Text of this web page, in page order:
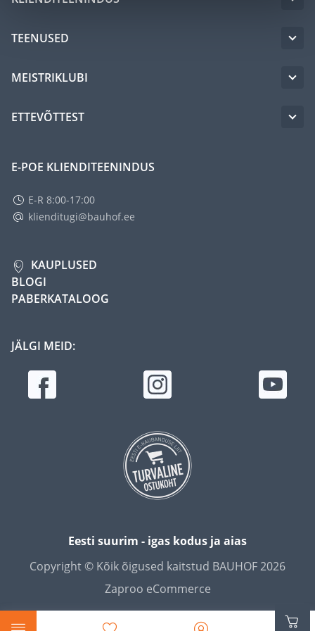
TEENUSED
MEISTRIKLUBI
ETTEVÕTTEST
E-POE KLIENDITEENINDUS
E-R 8:00-17:00
klienditugi@bauhof.ee
KAUPLUSED
BLOGI
PABERKATALOOG
JÄLGI MEID:
Eesti suurim - igas kodus ja aias
Copyright © Kõik õigused kaitstud BAUHOF 2026
Zaproo eCommerce